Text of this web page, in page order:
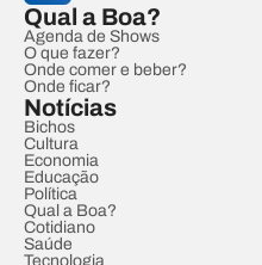
Qual a Boa?
Agenda de Shows
O que fazer?
Onde comer e beber?
Onde ficar?
Notícias
Bichos
Cultura
Economia
Educação
Política
Qual a Boa?
Cotidiano
Saúde
Tecnologia